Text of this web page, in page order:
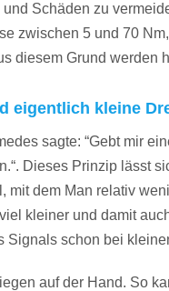
Schäden zu
zwischen 5 und 70
diesem Grund werden
eigentlich kleine
sagte: “Gebt mir
. Dieses Prinzip lässt
mit dem Man relativ
kleiner und damit
Signals schon bei
auf der Hand. So